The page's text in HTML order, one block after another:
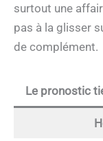
surtout une
pas à la glisser
de complément.
Le pronostic